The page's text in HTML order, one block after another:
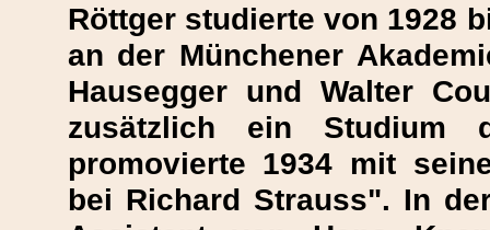
Röttger studierte von 1928
an der Münchener
Hausegger und Walter
zusätzlich ein Studium
promovierte 1934 mit
bei Richard Strauss". In